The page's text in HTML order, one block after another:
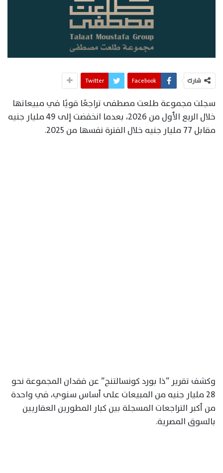
شارك Facebook
Twitter
سجلت مجموعة طلعت مصطفى تراجعًا قويًا في مبيعاتها
خلال الربع الأول من 2026، بعدما انخفضت إلى 49 مليار جنيه
مقابل 77 مليار جنيه خلال الفترة نفسها من 2025.
وكشف تقرير “ذا بورد كونسالتنج” عن فقدان المجموعة نحو
28 مليار جنيه من المبيعات على أساس سنوي، في واحدة
من أكبر التراجعات المسجلة بين كبار المطورين العقاريين
بالسوق المصرية.